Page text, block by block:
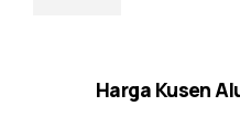
Harga Kusen